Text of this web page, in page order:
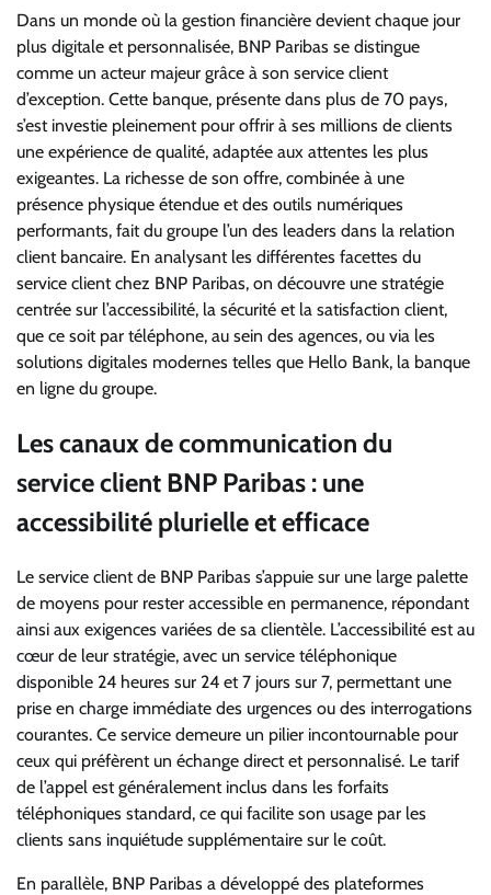
Dans un monde où la gestion financière devient chaque jour
plus digitale et personnalisée, BNP Paribas se distingue
comme un acteur majeur grâce à son service client
d’exception. Cette banque, présente dans plus de 70 pays,
s’est investie pleinement pour offrir à ses millions de clients
une expérience de qualité, adaptée aux attentes les plus
exigeantes. La richesse de son offre, combinée à une
présence physique étendue et des outils numériques
performants, fait du groupe l’un des leaders dans la relation
client bancaire. En analysant les différentes facettes du
service client chez BNP Paribas, on découvre une stratégie
centrée sur l’accessibilité, la sécurité et la satisfaction client,
que ce soit par téléphone, au sein des agences, ou via les
solutions digitales modernes telles que Hello Bank, la banque
en ligne du groupe.
Les canaux de communication du
service client BNP Paribas : une
accessibilité plurielle et efficace
Le service client de BNP Paribas s’appuie sur une large palette
de moyens pour rester accessible en permanence, répondant
ainsi aux exigences variées de sa clientèle. L’accessibilité est au
cœur de leur stratégie, avec un service téléphonique
disponible 24 heures sur 24 et 7 jours sur 7, permettant une
prise en charge immédiate des urgences ou des interrogations
courantes. Ce service demeure un pilier incontournable pour
ceux qui préfèrent un échange direct et personnalisé. Le tarif
de l’appel est généralement inclus dans les forfaits
téléphoniques standard, ce qui facilite son usage par les
clients sans inquiétude supplémentaire sur le coût.
En parallèle, BNP Paribas a développé des plateformes